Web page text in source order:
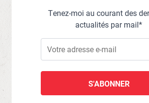
Tenez-moi au courant des
actualités par mail*